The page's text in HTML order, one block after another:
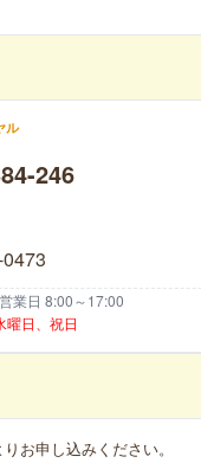
ル
246
業日 8:00～17:00
曜日、祝日
りお申し込みください。